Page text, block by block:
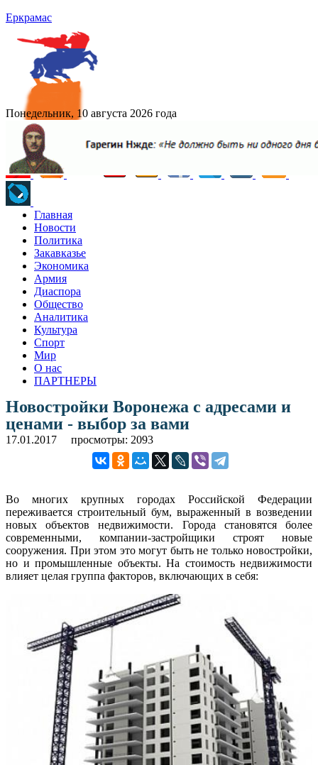
Еркрамас
Понедельник, 10 августа 2026 года
Главная
Новости
Политика
Закавказье
Экономика
Армия
Диаспора
Общество
Аналитика
Культура
Спорт
Мир
О нас
ПАРТНЕРЫ
Новостройки Воронежа с адресами и
ценами - выбор за вами
17.01.2017 просмотры: 2093
Во многих крупных городах Российской Федерации
переживается строительный бум, выраженный в возведении
новых объектов недвижимости. Города становятся более
современными, компании-застройщики строят новые
сооружения. При этом это могут быть не только новостройки,
но и промышленные объекты. На стоимость недвижимости
влияет целая группа факторов, включающих в себя: